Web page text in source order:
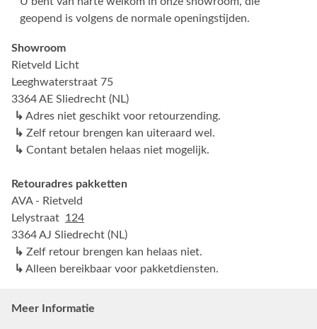
geopend is volgens de normale openingstijden.
Showroom
Rietveld Licht
Leeghwaterstraat 75
3364 AE Sliedrecht (NL)
↳ Adres niet geschikt voor retourzending.
↳ Zelf retour brengen kan uiteraard wel.
↳ Contant betalen helaas niet mogelijk.
Retouradres pakketten
AVA - Rietveld
Lelystraat 124
3364 AJ Sliedrecht (NL)
↳ Zelf retour brengen kan helaas niet.
↳ Alleen bereikbaar voor pakketdiensten.
Meer Informatie